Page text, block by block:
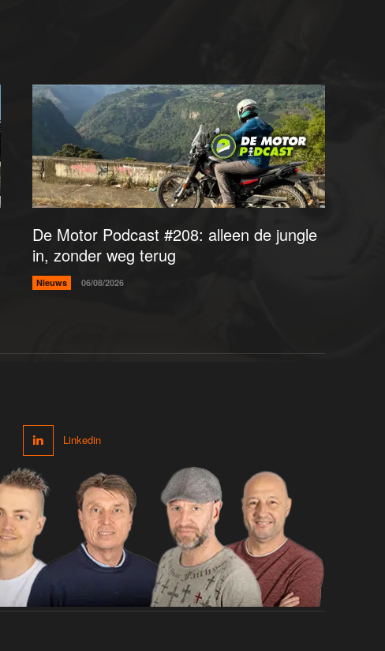
De Motor Podcast #208: alleen de jungle
in, zonder weg terug
Nieuws 06/08/2026
Linkedin